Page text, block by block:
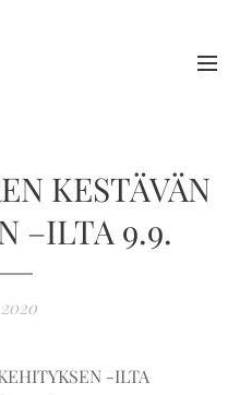
KESTÄVÄN
–ILTA 9.9.
-ILTA